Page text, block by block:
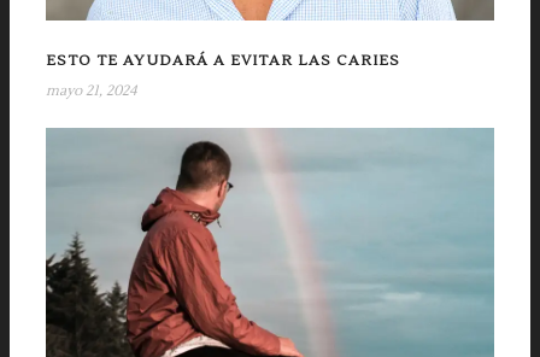
ESTO TE AYUDARÁ A EVITAR LAS CARIES
mayo 21, 2024